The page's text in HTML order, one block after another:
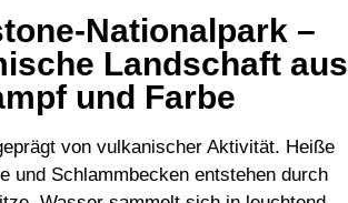
Nationalpark –
Landschaft aus
und Farbe
von vulkanischer Aktivität. Heiße
und Schlammbecken entstehen durch